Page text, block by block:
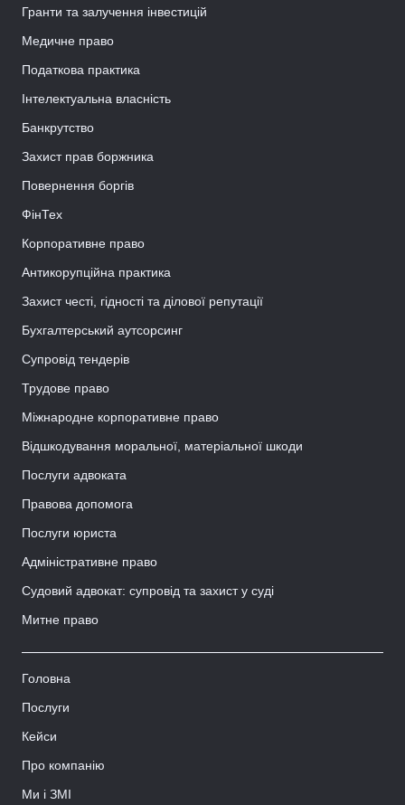
Гранти та залучення інвестицій
Медичне право
Податкова практика
Інтелектуальна власність
Банкрутство
Захист прав боржника
Повернення боргів
ФінТех
Корпоративне право
Антикорупційна практика
Захист честі, гідності та ділової репутації
Бухгалтерський аутсорсинг
Супровід тендерів
Трудове право
Міжнародне корпоративне право
Відшкодування моральної, матеріальної шкоди
Послуги адвоката
Правова допомога
Послуги юриста
Адміністративне право
Судовий адвокат: супровід та захист у суді
Митне право
Головна
Послуги
Кейси
Про компанію
Ми і ЗМІ